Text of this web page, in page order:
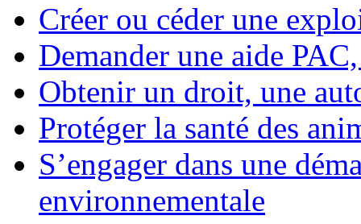
Créer ou céder une
Demander une aide
Obtenir un droit, une
Protéger la santé des
S’engager dans une
environnementale